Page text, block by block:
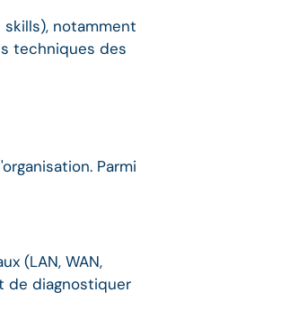
notamment
techniques des
Parmi
(LAN, WAN,
de diagnostiquer